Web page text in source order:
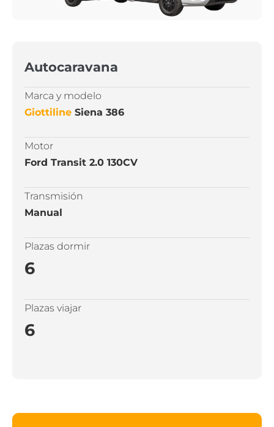
Autocaravana
Marca y modelo
Giottiline Siena 386
Motor
Ford Transit 2.0 130CV
Transmisión
Manual
Plazas dormir
6
Plazas viajar
6